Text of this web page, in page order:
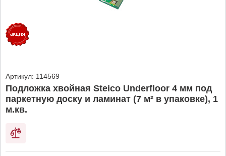
Артикул: 114569
Подложка хвойная Steico Underfloor 4 мм под
паркетную доску и ламинат (7 м² в упаковке), 1
м.кв.